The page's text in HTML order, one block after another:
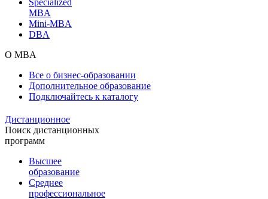
MBA
Mini-MBA
DBA
О MBA
Все о бизнес-образовании
Дополнительное образование
Подключайтесь к каталогу
Дистанционное
Поиск дистанционных
программ
Высшее
образование
Среднее
профессиональное